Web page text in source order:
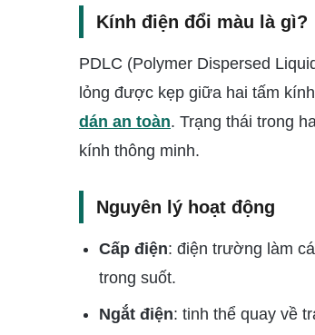
Kính điện đổi màu là gì?
PDLC (Polymer Dispersed
lỏng được kẹp giữa hai tấm
dán an toàn. Trạng thái trong
kính thông minh.
Nguyên lý hoạt động
Cấp điện: điện trường làm
trong suốt.
Ngắt điện: tinh thể quay về